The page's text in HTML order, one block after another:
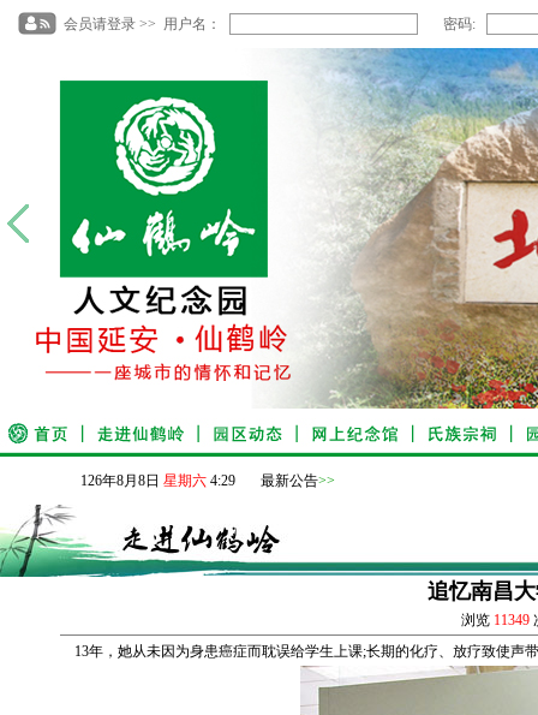
会员请登录 >> 用户名： 密码:
126年8月8日星期六4:29 最新公告>>
追忆南昌
浏览 11349
13年，她从未因为身患癌症而耽误给学生上课;长期的化疗、放疗致使